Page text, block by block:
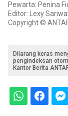
Pewarta: Penina
Editor: Lexy
Copyright ©
Dilarang keras
pengindeksan
Kantor Berita